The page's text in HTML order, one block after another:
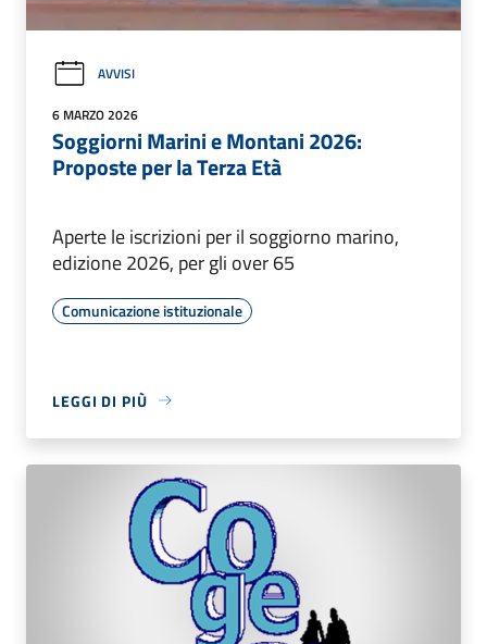
AVVISI
6 MARZO 2026
Soggiorni Marini e Montani 2026:
Proposte per la Terza Età
Aperte le iscrizioni per il soggiorno marino,
edizione 2026, per gli over 65
Comunicazione istituzionale
LEGGI DI PIÙ